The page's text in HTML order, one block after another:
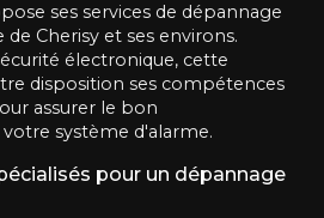
ses services de dépannage
de Cherisy et ses environs.
électronique, cette
disposition ses compétences
assurer le bon
système d'alarme.
pour un dépannage